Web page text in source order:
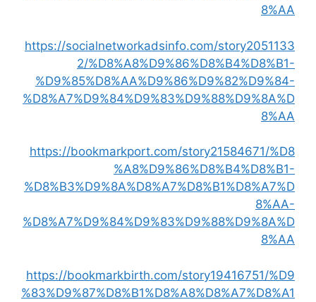
8%AA
https://socialnetworkadsinfo.com/story2051133
2/%D8%A8%D9%86%D8%B4%D8%B1-
%D9%85%D8%AA%D9%86%D9%82%D9%84-
%D8%A7%D9%84%D9%83%D9%88%D9%8A%D
8%AA
https://bookmarkport.com/story21584671/%D8
%A8%D9%86%D8%B4%D8%B1-
%D8%B3%D9%8A%D8%A7%D8%B1%D8%A7%D
8%AA-
%D8%A7%D9%84%D9%83%D9%88%D9%8A%D
8%AA
https://bookmarkbirth.com/story19416751/%D9
%83%D9%87%D8%B1%D8%A8%D8%A7%D8%A1